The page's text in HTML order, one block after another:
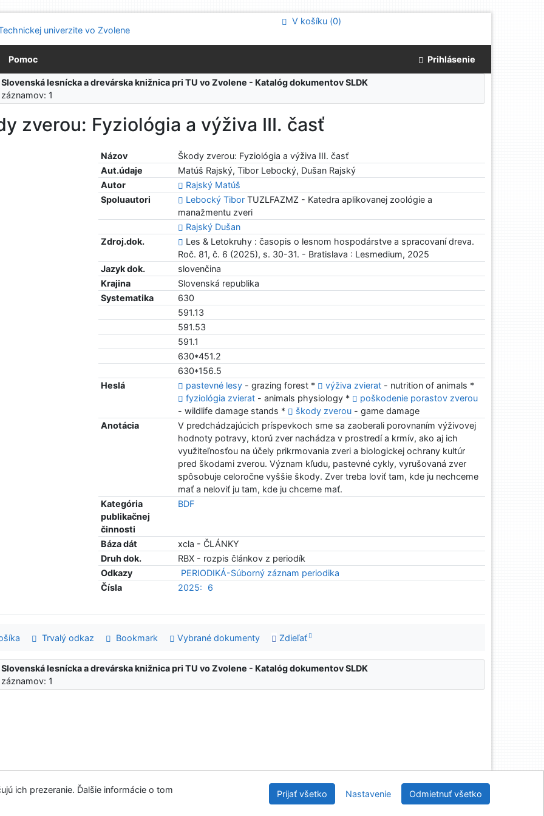
V košíku (0)
Pomoc Prihlásenie
Slovenská lesnícka a drevárska knižnica pri TU vo Zvolene - Katalóg dokumentov SLDK
1
zverou: Fyziológia a výživa III. časť
Názov
Škody zverou: Fyziológia a výživa III. časť
Aut.údaje
Matúš Rajský, Tibor Lebocký, Dušan Rajský
Autor
Rajský Matúš
Spoluautori
Lebocký Tibor TUZLFAZMZ - Katedra aplikovanej zoológie a
manažmentu zveri
Rajský Dušan
Zdroj.dok.
Les & Letokruhy : časopis o lesnom hospodárstve a spracovaní dreva.
Roč. 81, č. 6 (2025), s. 30-31. - Bratislava : Lesmedium, 2025
Jazyk dok.
slovenčina
Krajina
Slovenská republika
Systematika
630
591.13
591.53
591.1
630*451.2
630*156.5
Heslá
pastevné lesy - grazing forest * výživa zvierat - nutrition of animals *
fyziológia zvierat - animals physiology *
poškodenie porastov zverou
- wildlife damage stands *
škody zverou - game damage
Anotácia
V predchádzajúcich príspevkoch sme sa zaoberali porovnaním výživovej
hodnoty potravy, ktorú zver nachádza v prostredí a krmív, ako aj ich
využiteľnosťou na účely prikrmovania zveri a biologickej ochrany kultúr
pred škodami zverou. Význam kľudu, pastevné cykly, vyrušovaná zver
spôsobuje celoročne vyššie škody. Zver treba loviť tam, kde ju nechceme
mať a neloviť ju tam, kde ju chceme mať.
Kategória
publikačnej
činnosti
BDF
Báza dát
xcla - ČLÁNKY
Druh dok.
RBX - rozpis článkov z periodík
Odkazy
PERIODIKÁ-Súborný záznam periodika
Čísla
2025: 6
Trvalý odkaz Bookmark Vybrané dokumenty Zdieľať
Slovenská lesnícka a drevárska knižnica pri TU vo Zvolene - Katalóg dokumentov SLDK
1
Súkromie
Modul OpenSearch
Slovenská lesnícka a drevárska knižnica pri Technickej univerzite
vo Zvolene
ich prezeranie. Ďalšie informácie o tom Prijať všetko Nastavenie Odmietnuť všetko